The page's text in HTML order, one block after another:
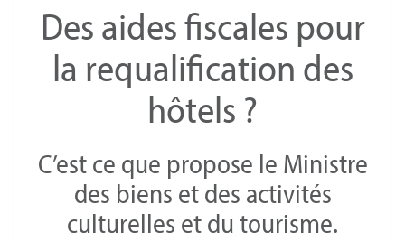
Des aides fiscales pour
la requalification des
hôtels ?
C’est ce que propose le Ministre
des biens et des activités
culturelles et du tourisme.